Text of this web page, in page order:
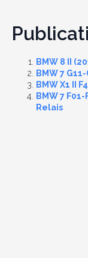
BMW 8 II
BMW 7
BMW X1 II
BMW 7
Relais